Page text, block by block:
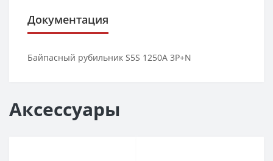
Документация
Байпасный рубильник S5S 1250A 3P+N
Аксессуары